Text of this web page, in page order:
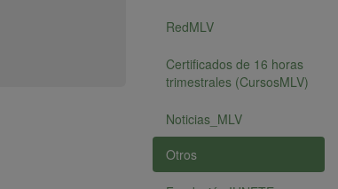
RedMLV
Certificados de 16 horas
trimestrales (CursosMLV)
Noticias_MLV
Otros